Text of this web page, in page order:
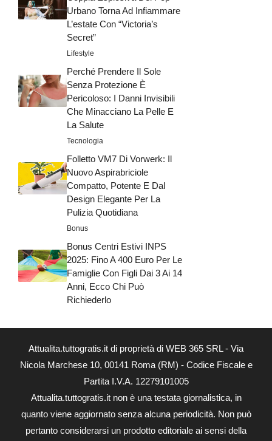
Urbano Torna Ad Infiammare
L’estate Con “Victoria’s
Secret”
Lifestyle
Perché Prendere Il Sole
Senza Protezione È
Pericoloso: I Danni Invisibili
Che Minacciano La Pelle E
La Salute
Tecnologia
Folletto VM7 Di Vorwerk: Il
Nuovo Aspirabriciole
Compatto, Potente E Dal
Design Elegante Per La
Pulizia Quotidiana
Bonus
Bonus Centri Estivi INPS
2025: Fino A 400 Euro Per Le
Famiglie Con Figli Dai 3 Ai 14
Anni, Ecco Chi Può
Richiederlo
Attualita.tuttogratis.it di proprietà di WEB 365 SRL - Via
Nicola Marchese 10, 00141 Roma (RM) - Codice Fiscale e
Partita I.V.A. 12279101005
Attualita.tuttogratis.it non è una testata giornalistica, in
quanto viene aggiornato senza alcuna periodicità. Non può
pertanto considerarsi un prodotto editoriale ai sensi della